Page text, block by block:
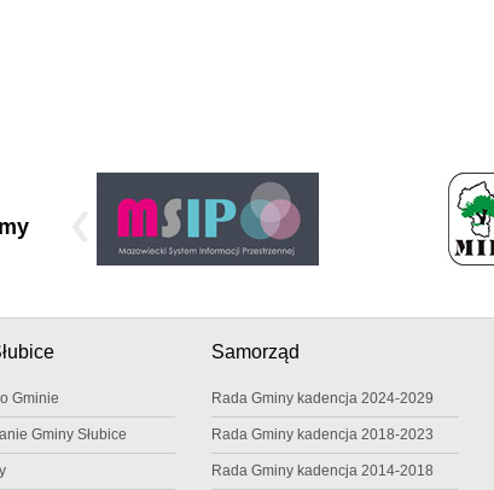
Gminie
Gminy Słubice
Samorząd
Rada Gminy kadencja 2024-2029
Rada Gminy kadencja 2018-2023
Rada Gminy kadencja 2014-2018